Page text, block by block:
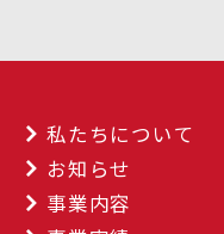
私たちについて
お知らせ
事業内容